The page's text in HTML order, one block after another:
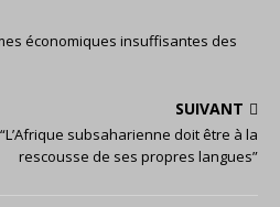
économiques insuffisantes des
SUIVANT
subsaharienne doit être à la
rescousse de ses propres langues”